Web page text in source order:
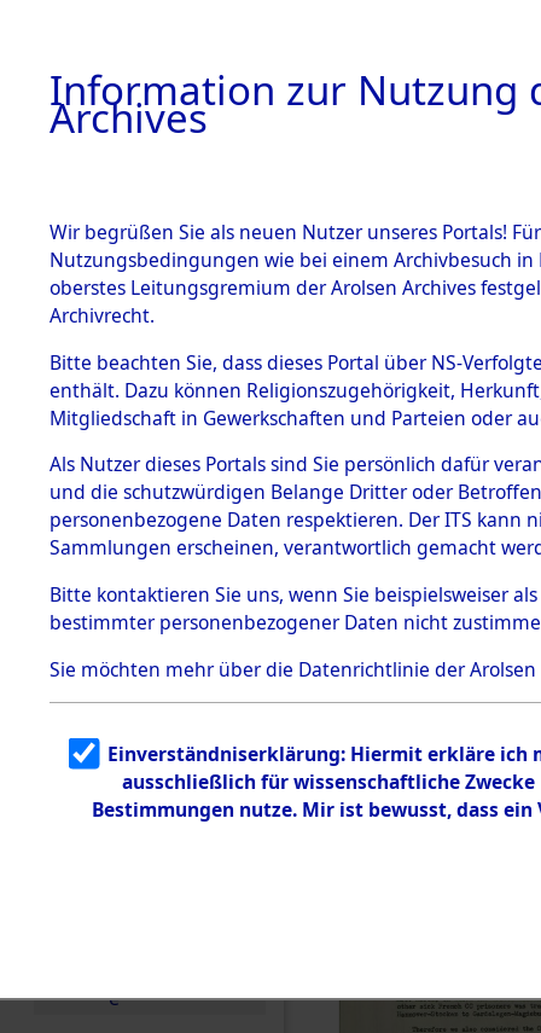
BESTÄNDE
1.
mente
5. Verschiedenes
5.3
Todesmärsche
5.3.1 Alliierte
Erhebungen
zu
Todesmärsch
en
5.3.2
g
5.3.3
Todesmärsch
e
der
Information zur Nutzung
Archives
Wir begrüßen Sie als neuen Nutzer unseres Portals!
Nutzungsbedingungen wie bei einem Archivbesuch
oberstes Leitungsgremium der Arolsen Archives
Archivrecht.
Bitte beachten Sie, dass dieses Portal über NS-
enthält. Dazu können Religionszugehörigkeit,
Mitgliedschaft in Gewerkschaften und Parteien oder
Als Nutzer dieses Portals sind Sie persönlich dafür
und die schutzwürdigen Belange Dritter oder
personenbezogene Daten respektieren. Der ITS
Sammlungen erscheinen, verantwortlich gemacht
Bitte kontaktieren Sie uns, wenn Sie beispielsweiser
bestimmter personenbezogener Daten nicht
Sie möchten mehr über die Datenrichtlinie der Arolsen
Einverständniserklärung: Hiermit erkläre ich
ausschließlich für wissenschaftliche
Bestimmungen nutze. Mir ist bewusst, dass